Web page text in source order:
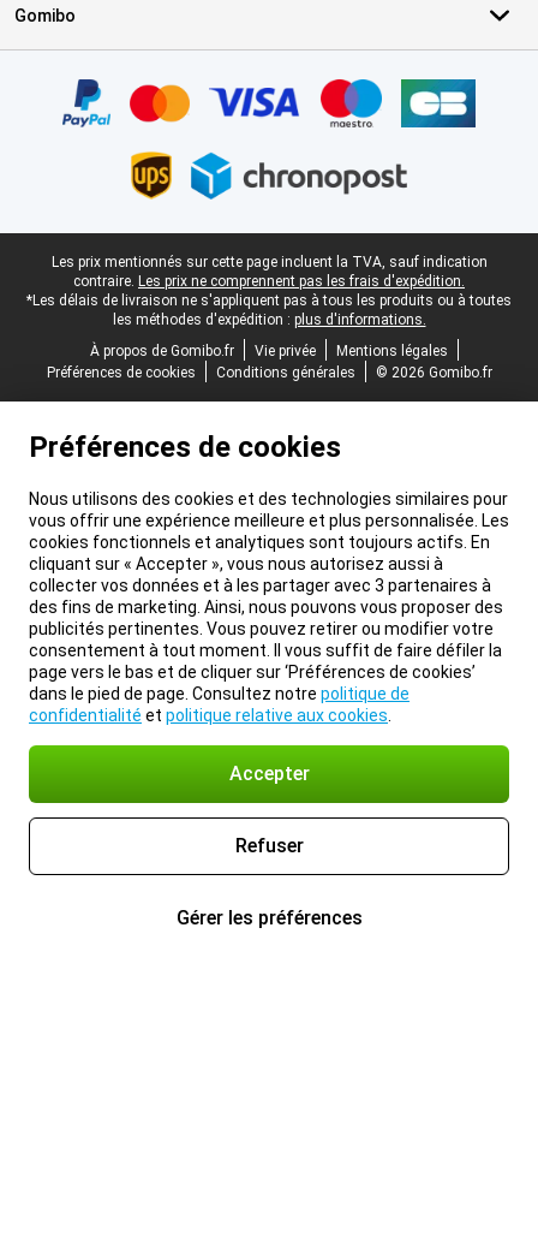
Gomibo
Pied-de-page légal
Les prix mentionnés sur cette page incluent la TVA, sauf indication
contraire. Les prix ne comprennent pas les frais d'expédition.
*Les délais de livraison ne s'appliquent pas à tous les produits ou à toutes
les méthodes d'expédition : plus d'informations.
À propos de Gomibo.fr
Vie privée
Mentions légales
Préférences de cookies
Conditions générales © 2026 Gomibo.fr
Préférences de cookies
Nous utilisons des cookies et des technologies similaires pour
vous offrir une expérience meilleure et plus personnalisée. Les
cookies fonctionnels et analytiques sont toujours actifs. En
cliquant sur « Accepter », vous nous autorisez aussi à
collecter vos données et à les partager avec 3 partenaires à
des fins de marketing. Ainsi, nous pouvons vous proposer des
publicités pertinentes. Vous pouvez retirer ou modifier votre
consentement à tout moment. Il vous suffit de faire défiler la
page vers le bas et de cliquer sur ‘Préférences de cookies’
dans le pied de page. Consultez notre politique de
confidentialité et politique relative aux cookies
Accepter
Refuser
Gérer les préférences